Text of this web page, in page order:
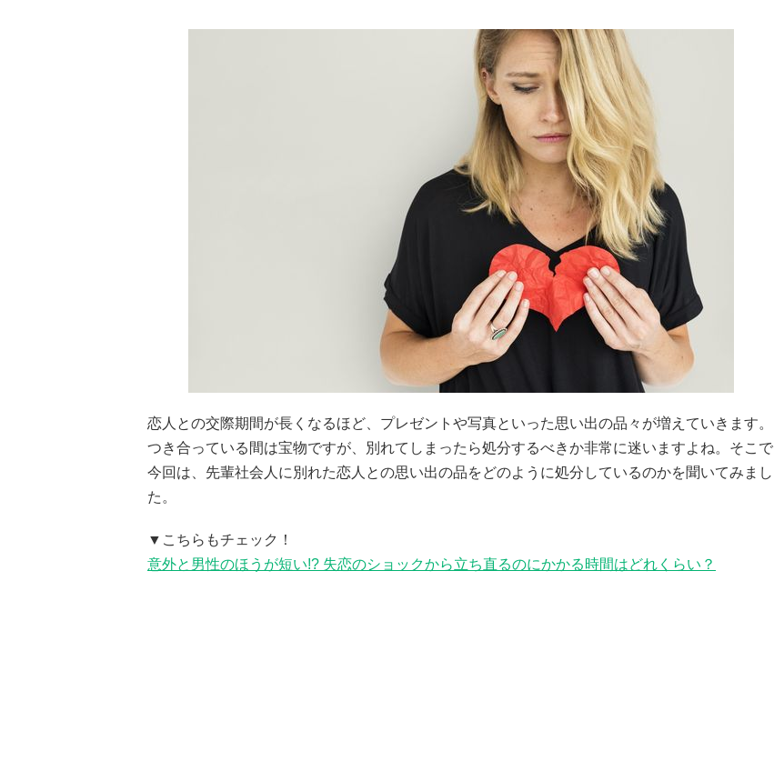
恋人との交際期間が長くなるほど、プレゼントや写真といった思い出の品々が増えていきます。
つき合っている間は宝物ですが、別れてしまったら処分するべきか非常に迷いますよね。そこで
今回は、先輩社会人に別れた恋人との思い出の品をどのように処分しているのかを聞いてみまし
た。
▼こちらもチェック！
意外と男性のほうが短い!? 失恋のショックから立ち直るのにかかる時間はどれくらい？